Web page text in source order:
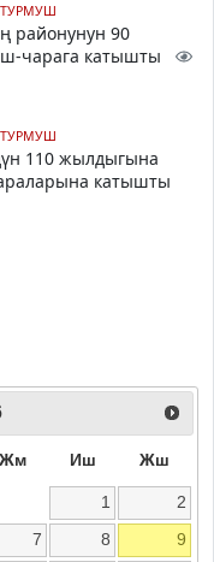
районунун 90
чарага катышты
110 жылдыгына
катышты
Жм Иш Жш
1
2
7 8
9